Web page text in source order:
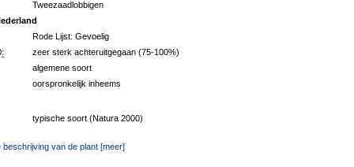
Tweezaadlobbigen
Rode Lijst: Gevoelig
zeer sterk achteruitgegaan (75-100%)
algemene soort
oorspronkelijk inheems
typische soort (Natura 2000)
beschrijving van de plant [meer]